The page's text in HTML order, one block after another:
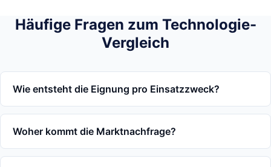
Häufige Fragen zum Technologie-
Vergleich
Wie entsteht die Eignung pro Einsatzzweck?
Woher kommt die Marktnachfrage?